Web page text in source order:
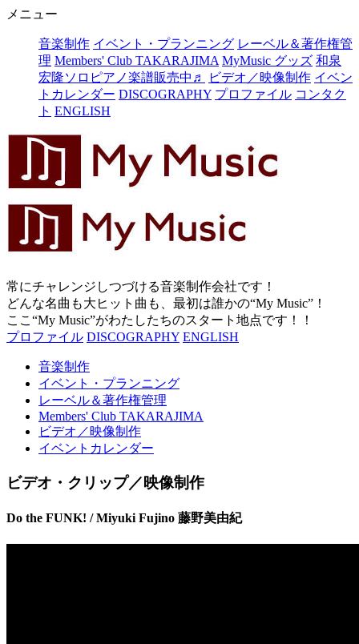
メニュー
音楽制作 イベント・プランニング レーベル＆著作権管
理 Members' Club TAKARAJIMA MyMusic グッズ 和泉
宏隆ソロピアノ楽譜販売中♬
ビデオ／映像制作 イベン
トカレンダー DISCOGRAPHY プロファイル コンタク
ト ENGLISH
常にチャレンジしつづける音楽制作会社です！
どんな名曲も大ヒット曲も、最初は誰かの“My Music”！
ここ“My Music”がわたしたちのスタート地点です！！
プロファイル DISCOGRAPHY ENGLISH
音楽制作
イベント・プランニング
レーベル＆著作権管理
Members' Club TAKARAJIMA
ビデオ／映像制作
イベントカレンダー
ビデオ・クリップ／映像制作
Do the FUNK! / Miyuki Fujino 藤野美由紀